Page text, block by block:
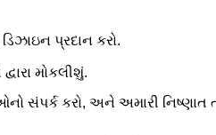
પ્રદાન કરો.
મોકલીશું.
કરો, અને અમારી નિષ્ણાત